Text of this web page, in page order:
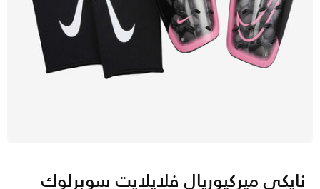
نايكي ميركيوريال فلايلايت سوبرلوك